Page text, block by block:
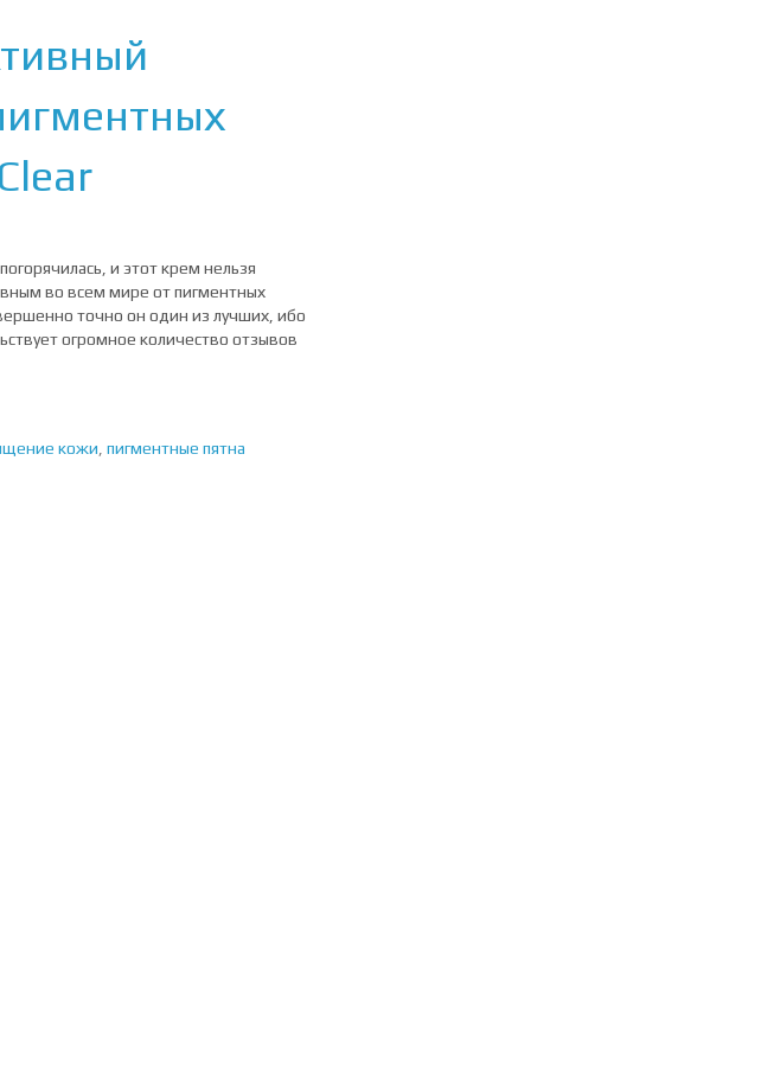
и этот крем нельзя
во всем мире от пигментных
точно он один из лучших, ибо
огромное количество отзывов
кожи пигментные пятна